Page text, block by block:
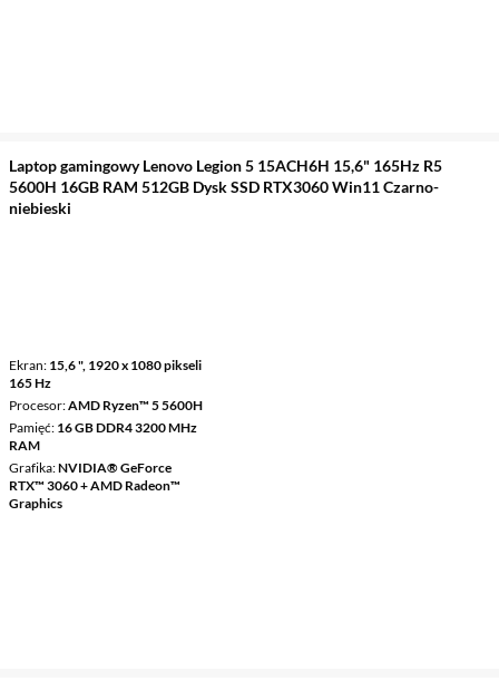
Laptop gamingowy Lenovo Legion 5 15ACH6H 15,6" 165Hz R5
5600H 16GB RAM 512GB Dysk SSD RTX3060 Win11 Czarno-
niebieski
Ekran 15,6 ", 1920 x 1080 pikseli
165 Hz
Procesor AMD Ryzen™ 5 5600H
Pamięć 16 GB DDR4 3200 MHz
RAM
Grafika NVIDIA® GeForce
RTX™ 3060 + AMD Radeon™
Graphics